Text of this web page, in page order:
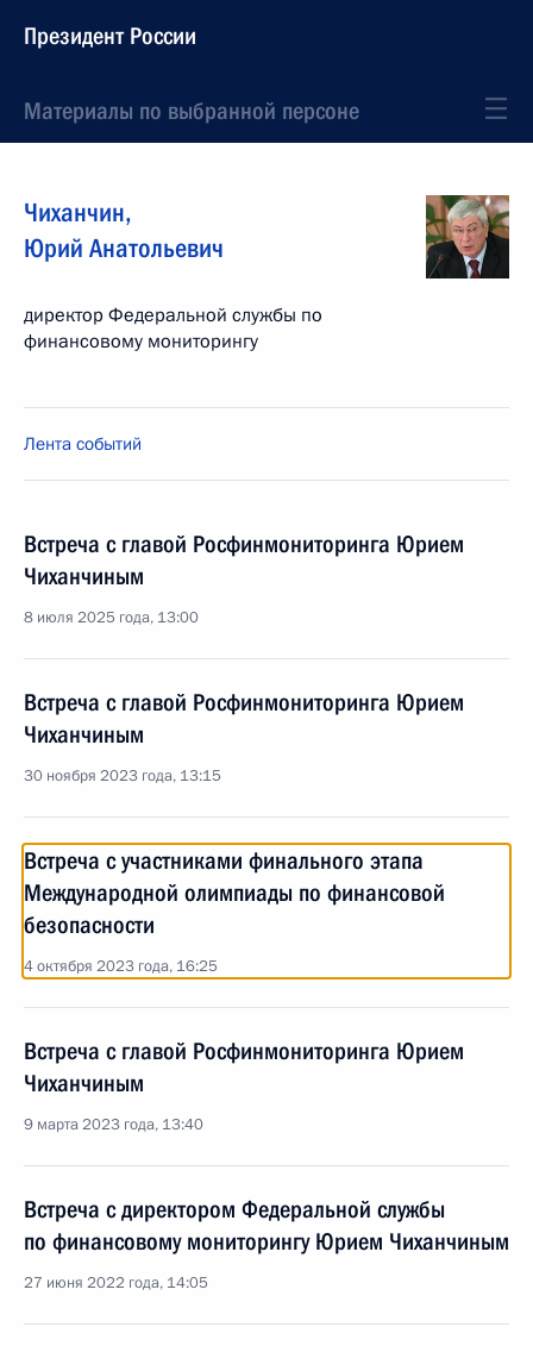
Президент России
Материалы по выбранной персоне
Чиханчин,
Юрий Анатольевич
директор Федеральной службы по
финансовому мониторингу
Лента событий
Встреча с главой Росфинмониторинга Юрием
Чиханчиным
8 июля 2025 года, 13:00
Встреча с главой Росфинмониторинга Юрием
Чиханчиным
30 ноября 2023 года, 13:15
Встреча с участниками финального этапа
Международной олимпиады по финансовой
безопасности
4 октября 2023 года, 16:25
Встреча с главой Росфинмониторинга Юрием
Чиханчиным
9 марта 2023 года, 13:40
Встреча с директором Федеральной службы
по финансовому мониторингу Юрием Чиханчиным
27 июня 2022 года, 14:05